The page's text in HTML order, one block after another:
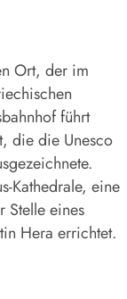
Ort, der im
führt
die die Unesco
­Kathedrale, eine
Stelle eines
Hera errichtet.